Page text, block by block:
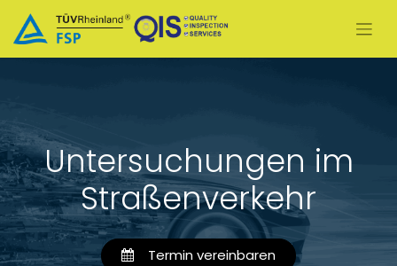
Untersuchungen im
Straßenverkehr
Termin vereinbaren